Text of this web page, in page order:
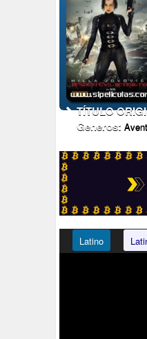
TÍTULO
Generos:
Latino